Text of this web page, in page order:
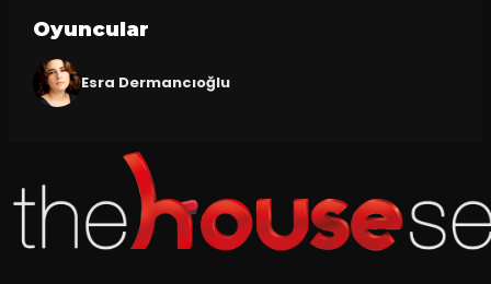
Oyuncular
Esra Dermancıoğlu